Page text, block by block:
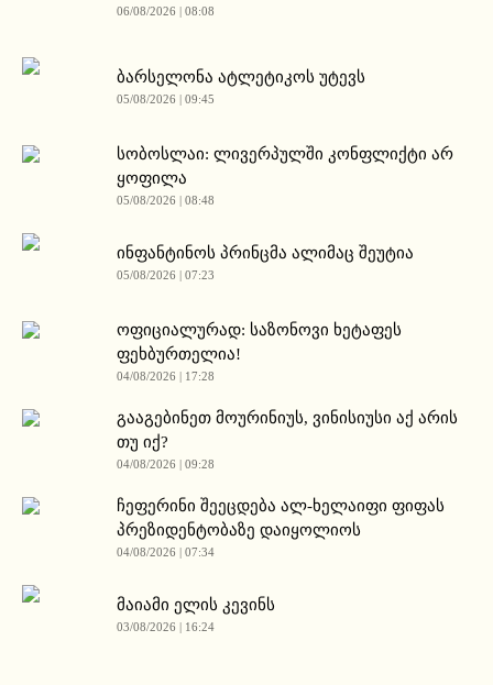
06/08/2026 | 08:08
ბარსელონა ატლეტიკოს უტევს
05/08/2026 | 09:45
სობოსლაი: ლივერპულში კონფლიქტი არ
ყოფილა
05/08/2026 | 08:48
ინფანტინოს პრინცმა ალიმაც შეუტია
05/08/2026 | 07:23
ოფიციალურად: საზონოვი ხეტაფეს
ფეხბურთელია!
04/08/2026 | 17:28
გააგებინეთ მოურინიუს, ვინისიუსი აქ არის
თუ იქ?
04/08/2026 | 09:28
ჩეფერინი შეეცდება ალ-ხელაიფი ფიფას
პრეზიდენტობაზე დაიყოლიოს
04/08/2026 | 07:34
მაიამი ელის კევინს
03/08/2026 | 16:24